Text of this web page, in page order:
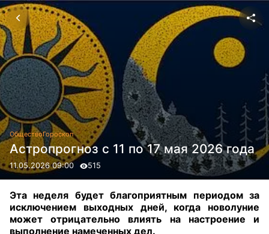
ОбществоГороскоп
Астропрогноз с 11 по 17 мая 2026 года
11.05.2026 09:00 515
Эта неделя будет благоприятным периодом за
исключением выходных дней, когда новолуние
может отрицательно влиять на настроение и
выполнение намеченных дел.